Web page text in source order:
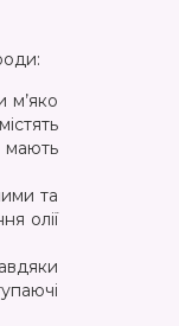
м’яко
мають
та
олії